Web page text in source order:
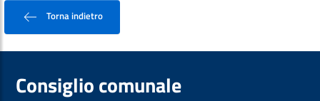
Torna indietro
Consiglio comunale